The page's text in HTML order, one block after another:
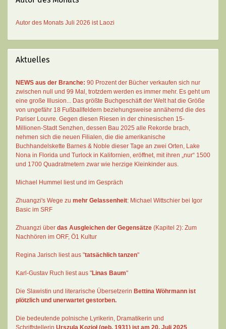
Autor des Monats Juli 2026 ist Laozi
Aktuelles
NEWS aus der Branche: 90 Prozent der Bücher verkaufen sich nur
zwischen null und 99 Mal , trotzdem werden es immer mehr. Es geht um
eine große Illusion... Das größte Buchgeschäft der Welt hat die Größe
von ungefähr 18 Fußballfeldern beziehungsweise annähernd die des
Pariser Louvre. Gegen diesen Riesen in der chinesischen 15-
Millionen-Stadt Senzhen, dessen Bau 2025 alle Rekorde brach,
nehmen sich die neuen Filialen, die die amerikanische
Buchhandelskette Barnes & Noble dieser Tage an zwei Orten, Lake
Nona in Florida und Turlock in Kalifornien, eröffnet, mit ihren „nur“ 1500
und 1700 Quadratmetern zwar wie herzige Kleinkinder aus.
Michael Hummel liest und im Gespräch
Zhuangzi's Wege zu mehr Gelassenheit: Michael Wittschier bei Igor
Basic im SRF
Zhuangzi über das Ausgleichen der Gegensätze (Kapitel 2): Zum
Nachhören im ORF, Ö1 Kultur
Regina Jarisch liest aus "tatsächlich tanzen"
Karl-Gustav Ruch liest aus "Linas Baum"
Die Slawistin und literarische Übersetzerin Bettina Wöhrmann ist
plötzlich und unerwartet gestorben.
Die bedeutende polnische Lyrikerin, Dramatikerin und
Schriftstellerin Urszula Kozioł (geb. 1931) ist am 20. Juli 2025